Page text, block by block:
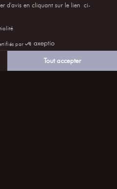
d'avis en cliquant sur le lien ci-
par
Tout accepter